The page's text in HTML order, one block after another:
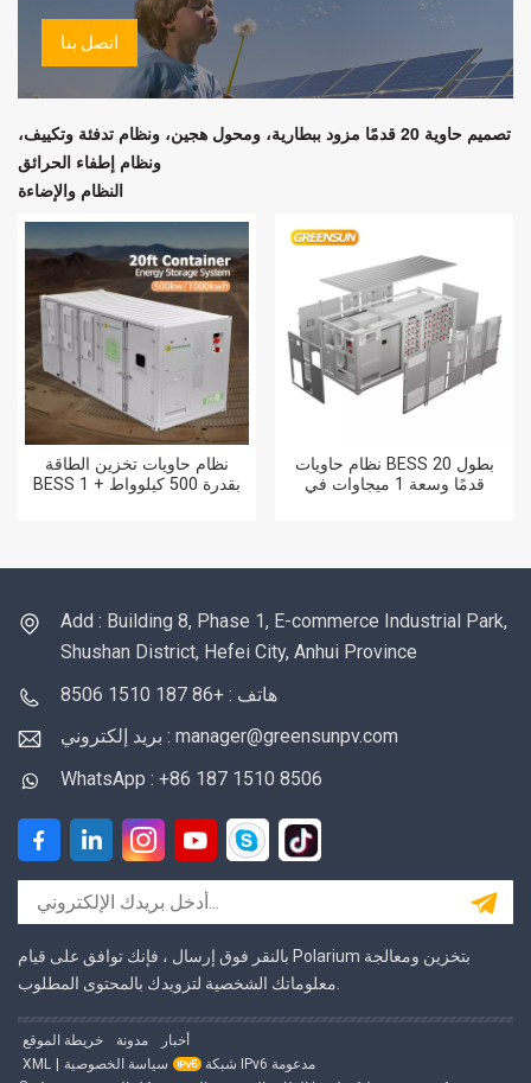
اتصل بنا
تصميم حاوية 20 قدمًا مزود ببطارية، ومحول هجين، ونظام تدفئة وتكييف،
ونظام إطفاء الحرائق
النظام والإضاءة
نظام حاويات تخزين الطاقة
BESS بقدرة 500 كيلوواط + 1
نظام حاويات BESS بطول 20
قدمًا وسعة 1 ميجاوات في
Add : Building 8, Phase 1, E-commerce Industrial Park,
Shushan District, Hefei City, Anhui Province
هاتف : +86 187 1510 8506
بريد إلكتروني : manager@greensunpv.com
WhatsApp : +86 187 1510 8506
بالنقر فوق إرسال ، فإنك توافق على قيام Polarium بتخزين ومعالجة
خريطة الموقع مدونة
أخبار
XML | سياسة الخصوصية
شبكة IPv6 مدعومة